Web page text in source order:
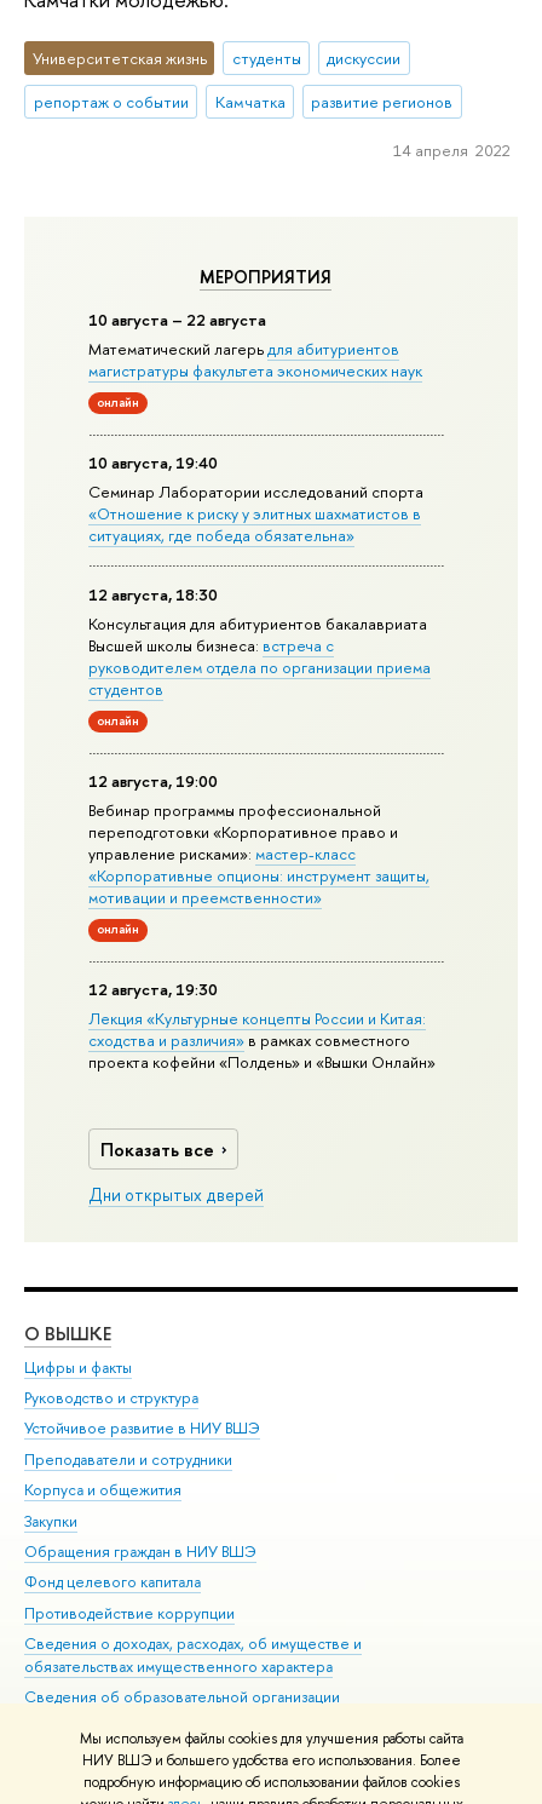
Мы используем файлы cookies для улучшения работы сайта
НИУ ВШЭ и большего удобства его использования. Более
подробную информацию об использовании файлов cookies
МЕРОПРИЯТИЯ
10 августа – 22 августа
Математический лагерьдля абитуриентов
магистратуры факультета экономических наук
онлайн
10 августа, 19:40
Семинар Лаборатории исследований спорта
«Отношение к риску у элитных шахматистов в
ситуациях, где победа обязательна»
12 августа, 18:30
Консультация для абитуриентов бакалавриата
Высшей школы бизнеса: встреча с
руководителем отдела по организации приема
студентов
онлайн
12 августа, 19:00
Вебинар программы профессиональной
переподготовки «Корпоративное право и
управление рисками»:мастер-класс
«Корпоративные опционы: инструмент защиты,
мотивации и преемственности»
онлайн
12 августа, 19:30
Лекция «Культурные концепты России и Китая:
сходства и различия» в рамках совместного
проекта кофейни «Полдень» и «Вышки Онлайн»
Показать все
Дни открытых дверей
Университетская жизнь студенты
дискуссии
репортаж о событии
Камчатка развитие регионов
14 апреля 2022
О ВЫШКЕ
Цифры и факты
Руководство и структура
Устойчивое развитие в НИУ ВШЭ
Преподаватели и сотрудники
Корпуса и общежития
Закупки
Обращения граждан в НИУ ВШЭ
Фонд целевого капитала
Противодействие коррупции
Сведения о доходах, расходах, об имуществе и
обязательствах имущественного характера
Сведения об образовательной организации
Людям с ограниченными возможностями здоровья
Единая платежная страница
Работа в Вышке